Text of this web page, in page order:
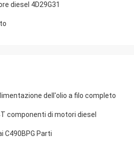
diesel 4D29G31
dell'olio a filo completo
componenti di motori diesel
C490BPG Parti